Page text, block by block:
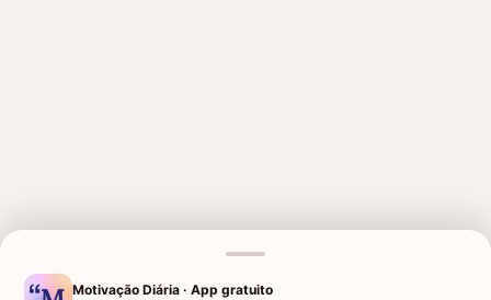
MENSAGENS RELACIONADAS
Motivação Diária · App gratuito